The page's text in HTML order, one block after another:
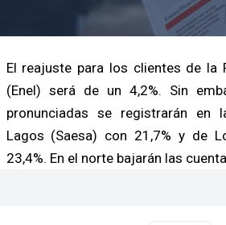
El reajuste para los clientes de la
(Enel) será de un 4,2%. Sin
pronunciadas se registrarán en
Lagos (Saesa) con 21,7% y de
23,4%. En el norte bajarán las